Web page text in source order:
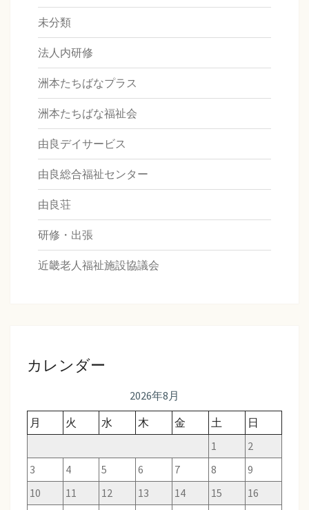
未分類
法人内研修
洲本たちばなプラス
洲本たちばな福祉会
由良デイサービス
由良総合福祉センター
由良荘
研修・出張
近畿老人福祉施設協議会
カレンダー
2026年8月
月
火 水 木 金 土
日
1
2
3
4 5 6 7 8
9
10
11 12 13 14 15
16